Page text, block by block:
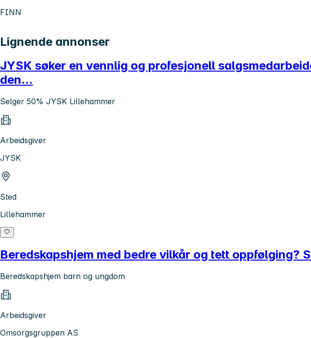
FINN
Lignende annonser
JYSK søker en vennlig og profesjonell
den...
Selger 50% JYSK Lillehammer
Arbeidsgiver
JYSK
Sted
Lillehammer
Beredskapshjem med bedre vilkår og tett oppfølging?
Beredskapshjem barn og ungdom
Arbeidsgiver
Omsorgsgruppen AS